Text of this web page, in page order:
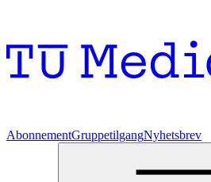
AbonnementGruppetilgangNyhetsbrev